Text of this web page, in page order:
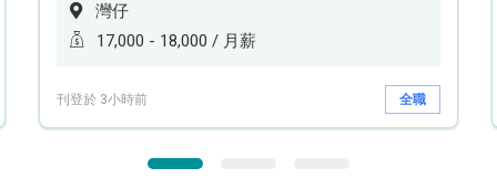
灣仔
17,000 - 18,000 / 月薪
刊登於 3小時前 全職